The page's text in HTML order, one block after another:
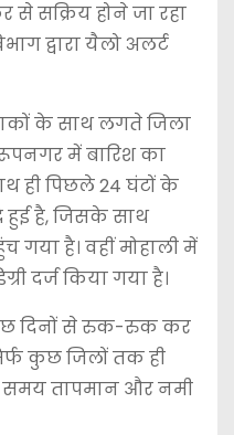
सक्रिय होने जा रहा
द्वारा यैलो अलर्ट
के साथ लगते जिला
में बारिश का
ही पिछले 24 घंटों के
हुई है, जिसके साथ
है। वहीं मोहाली में
दर्ज किया गया है।
दिनों से रुक-रुक कर
कुछ जिलों तक ही
समय तापमान और नमी